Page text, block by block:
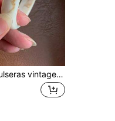
Juego de 3/1 pulseras vintage minimalistas de resina acrílica ondulada, pulsera CCB dorada, pulsera dorada, marrón y blanca para mujer, pulsera ondulada asimétrica, adecuada para el uso diario de la mujer, apilable, opción de regalo perfecta para festivales